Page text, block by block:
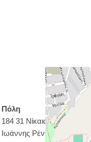
Πόλη
184 31 Νίκαια - Άγιος
Ιωάννης Ρέντη